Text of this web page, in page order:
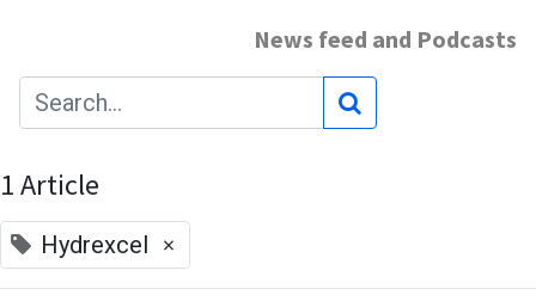
News feed and Podcasts
1 Article
Hydrexcel ×